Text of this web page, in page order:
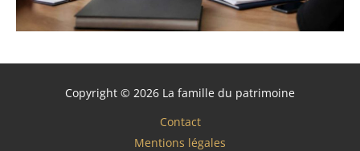
Copyright © 2026 La famille du patrimoine
Contact
Mentions légales